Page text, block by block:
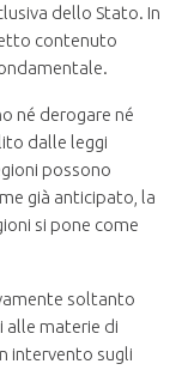
dello Stato. In
contenuto
né derogare né
dalle leggi
possono
già anticipato, la
si pone come
soltanto
materie di
intervento sugli